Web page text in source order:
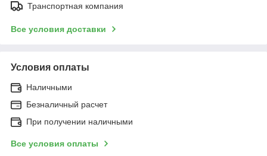
Транспортная компания
Все условия доставки
Условия оплаты
Наличными
Безналичный расчет
При получении наличными
Все условия оплаты